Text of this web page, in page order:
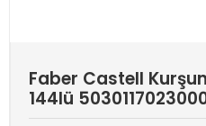
Faber Castell
144lü